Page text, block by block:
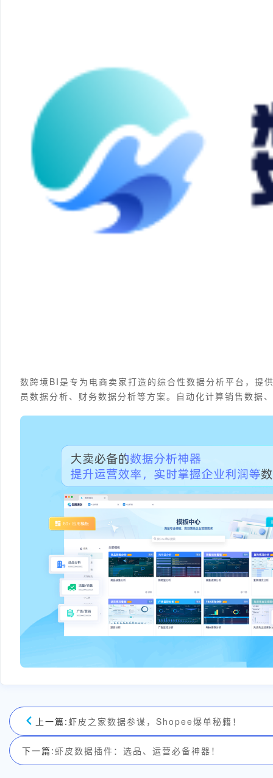
数跨境BI是专为电商卖家打造的综合性数据分析平台，提
员数据分析、财务数据分析等方案。自动化计算销售数据
上一篇: 虾皮之家数据参谋，Shopee爆单秘籍！
下一篇: 虾皮数据插件：选品、运营必备神器！